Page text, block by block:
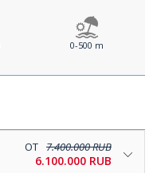
0-500 m
ОТ 7.400.000 RUB
6.100.000 RUB